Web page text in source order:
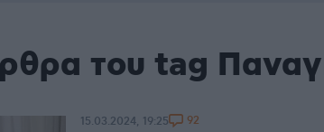
του tag
15.03.2024, 19:25 92